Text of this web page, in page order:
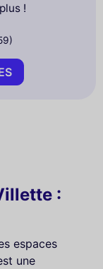
!
:
espaces
une